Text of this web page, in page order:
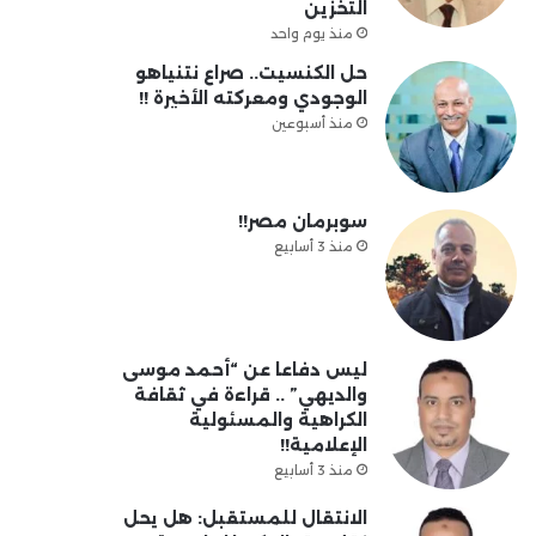
التخزين
منذ يوم واحد
حل الكنسيت.. صراع نتنياهو
الوجودي ومعركته الأخيرة !!
منذ أسبوعين
سوبرمان مصر!!
منذ 3 أسابيع
ليس دفاعا عن “أحمد موسى
والديهي” .. قراءة في ثقافة
الكراهية والمسئولية
الإعلامية!!
منذ 3 أسابيع
الانتقال للمستقبل: هل يحل